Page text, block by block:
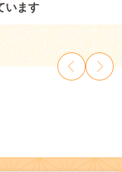
います